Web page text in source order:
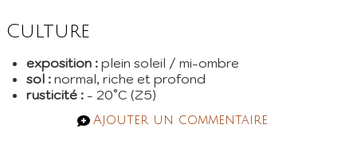
Culture
exposition : plein soleil / mi-ombre
sol : normal, riche et profond
rusticité : - 20°C (Z5)
Ajouter un commentaire